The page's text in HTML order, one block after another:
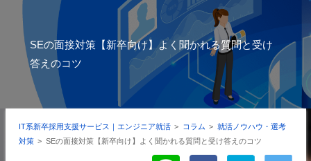
SEの面接対策【新卒向け】よく聞かれる質問と受け
答えのコツ
IT系新卒採用支援サービス｜エンジニア就活 > コラム > 就活ノウハウ・選考
対策 > SEの面接対策【新卒向け】よく聞かれる質問と受け答えのコツ